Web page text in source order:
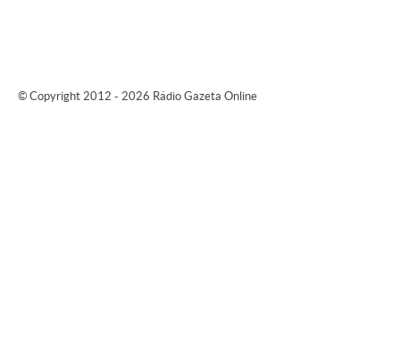
© Copyright 2012 - 2026 Rádio Gazeta Online